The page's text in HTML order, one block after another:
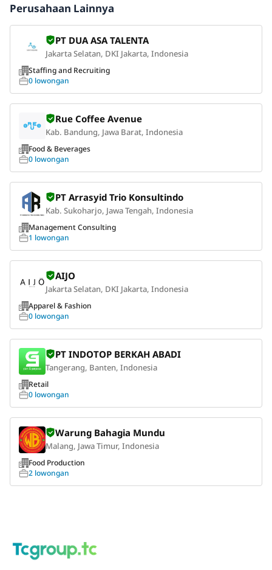
Perusahaan Lainnya
PT DUA ASA TALENTA
Jakarta Selatan, DKI Jakarta, Indonesia
Staffing and Recruiting
0 lowongan
Rue Coffee Avenue
Kab. Bandung, Jawa Barat, Indonesia
Food & Beverages
0 lowongan
PT Arrasyid Trio Konsultindo
Kab. Sukoharjo, Jawa Tengah, Indonesia
Management Consulting
1 lowongan
AIJO
Jakarta Selatan, DKI Jakarta, Indonesia
Apparel & Fashion
0 lowongan
PT INDOTOP BERKAH ABADI
Tangerang, Banten, Indonesia
Retail
0 lowongan
Warung Bahagia Mundu
Malang, Jawa Timur, Indonesia
Food Production
2 lowongan